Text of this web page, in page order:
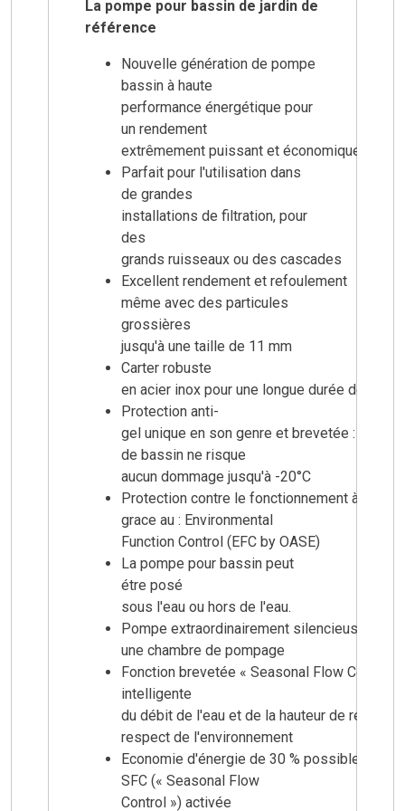
La pompe pour bassin de jardin de
référence
Nouvelle génération de pompe
bassin à haute
performance énergétique pour
un rendement
extrêmement puissant et économique
Parfait pour l'utilisation dans
de grandes
installations de filtration, pour
des
grands ruisseaux ou des cascades
Excellent rendement et refoulement
même avec des particules
grossières
jusqu'à une taille de 11 mm
Carter robuste
en acier inox pour une longue durée de vie
Protection anti-
gel unique en son genre et brevetée : la
de bassin ne risque
aucun dommage jusqu'à -20°C
Protection contre le fonctionnement à sec
grace au : Environmental
Function Control (EFC by OASE)
La pompe pour bassin peut
étre posé
sous l'eau ou hors de l'eau.
Pompe extraordinairement silencieuse,
une chambre de pompage
Fonction brevetée « Seasonal Flow Control
intelligente
du débit de l'eau et de la hauteur de
respect de l'environnement
Economie d'énergie de 30 % possible avec
SFC (« Seasonal Flow
Control ») activée